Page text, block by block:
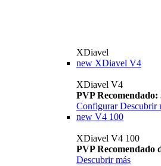
XDiavel
new XDiavel V4
XDiavel V4
PVP Recomendado:
Configurar Descubrir
new V4 100
XDiavel V4 100
PVP Recomendado
Descubrir más